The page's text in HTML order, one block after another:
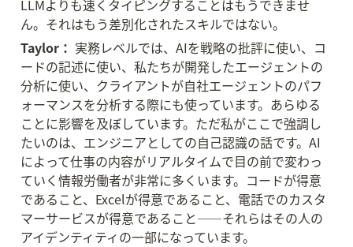
LLMよりも速くタイピングすることはもうできませ
ん。それはもう差別化されたスキルではない。
Taylor： 実務レベルでは、AIを戦略の批評に使い、コ
ードの記述に使い、私たちが開発したエージェントの
分析に使い、クライアントが自社エージェントのパフ
ォーマンスを分析する際にも使っています。あらゆる
ことに影響を及ぼしています。ただ私がここで強調し
たいのは、エンジニアとしての自己認識の話です。AI
によって仕事の内容がリアルタイムで目の前で変わっ
ていく情報労働者が非常に多くいます。コードが得意
であること、Excelが得意であること、電話でのカスタ
マーサービスが得意であること——それらはその人の
アイデンティティの一部になっています。